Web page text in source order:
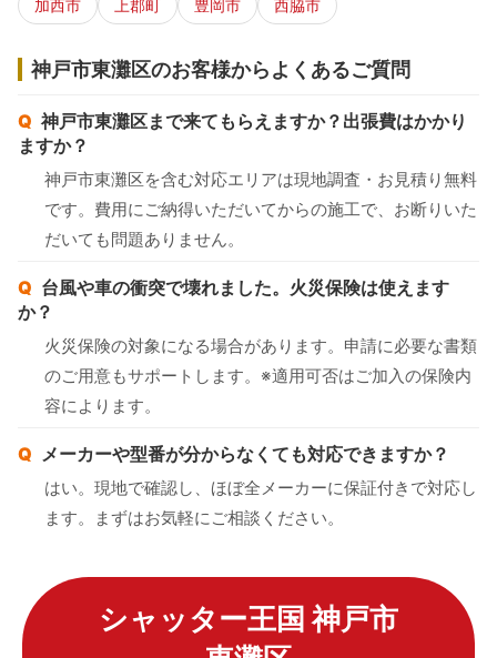
加西市
上郡町 豊岡市 西脇市
神戸市東灘区のお客様からよくあるご質問
神戸市東灘区まで来てもらえますか？出張費はかかり
ますか？
神戸市東灘区を含む対応エリアは現地調査・お見積り無料
です。費用にご納得いただいてからの施工で、お断りいた
だいても問題ありません。
台風や車の衝突で壊れました。火災保険は使えます
か？
火災保険の対象になる場合があります。申請に必要な書類
のご用意もサポートします。※適用可否はご加入の保険内
容によります。
メーカーや型番が分からなくても対応できますか？
はい。現地で確認し、ほぼ全メーカーに保証付きで対応し
ます。まずはお気軽にご相談ください。
シャッター王国 神戸市